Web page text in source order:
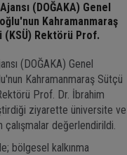
(DOĞAKA) Genel
Kahramanmaraş
(KSÜ) Rektörü Prof.
(DOĞAKA) Genel
Kahramanmaraş Sütçü
Prof. Dr. İbrahim
ziyarette üniversite ve
değerlendirildi.
bölgesel kalkınma